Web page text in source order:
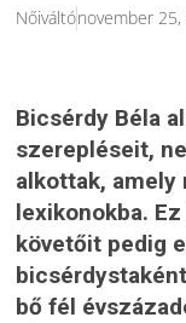
Nőiváltónovember 25,
Bicsérdy Béla
szerepléseit,
alkottak, amely
lexikonokba.
követőit pedig
bő fél